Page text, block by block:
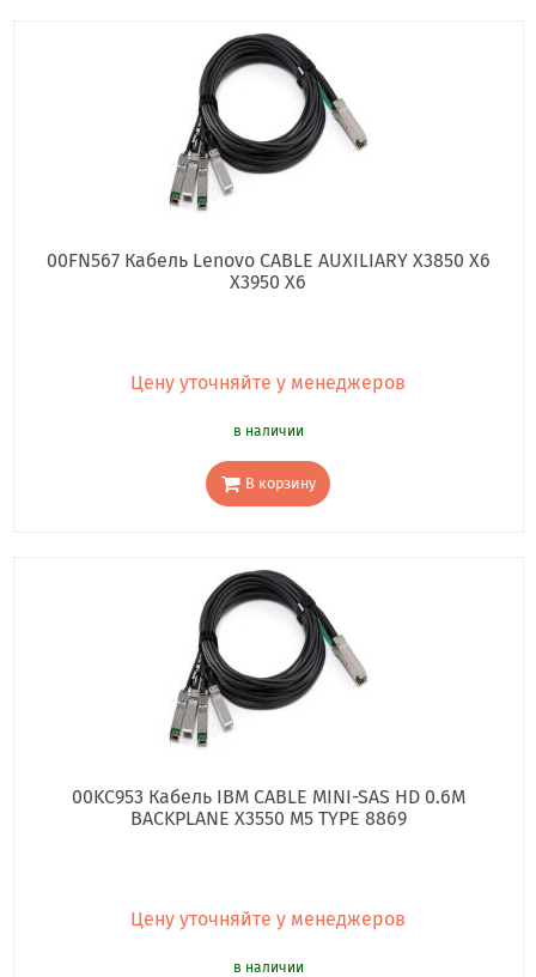
00FN567 Кабель Lenovo CABLE AUXILIARY X3850 X6
X3950 X6
Цену уточняйте у менеджеров
в наличии
В корзину
00KC953 Кабель IBM CABLE MINI-SAS HD 0.6M
BACKPLANE X3550 M5 TYPE 8869
Цену уточняйте у менеджеров
в наличии